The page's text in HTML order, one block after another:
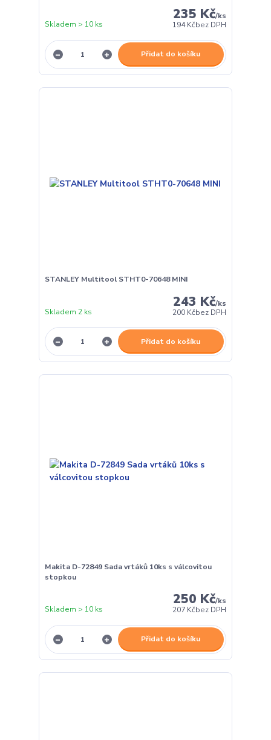
235 Kč/ks
194 Kčbez DPH
Skladem > 10 ks
Přidat do košíku
STANLEY Multitool STHT0-70648 MINI
243 Kč/ks
200 Kčbez DPH
Skladem 2 ks
Přidat do košíku
Makita D-72849 Sada vrtáků 10ks s válcovitou
stopkou
250 Kč/ks
207 Kčbez DPH
Skladem > 10 ks
Přidat do košíku